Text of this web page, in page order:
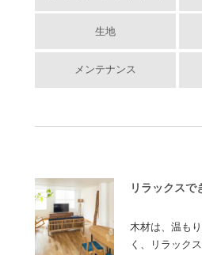
生地
メンテナンス
リラックスで
木材は、温も
く、リラック